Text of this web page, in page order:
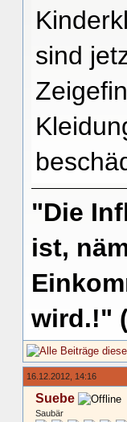
sind
"Die
ist,
wird.!"
16.12.2012, 14:16
Suebe
Saubär